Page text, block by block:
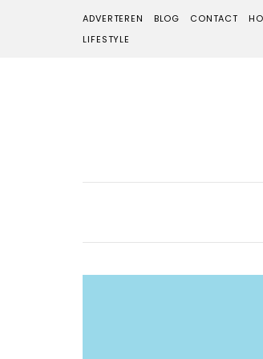
ADVERTEREN BLOG CONTACT
LIFESTYLE